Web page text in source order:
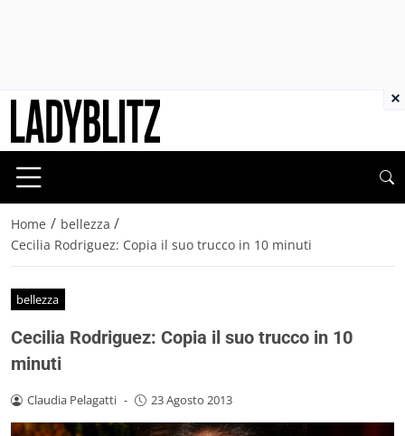
Home / bellezza /
Cecilia Rodriguez: Copia il suo trucco in 10 minuti
bellezza
Cecilia Rodriguez: Copia il suo trucco in 10
minuti
Claudia Pelagatti - 23 Agosto 2013
×